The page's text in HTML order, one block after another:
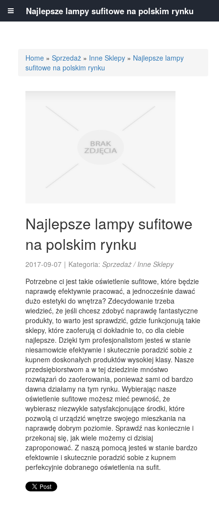
Home »Sprzedaż » Inne Sklepy » Najlepsze lampy
sufitowe na polskim rynku
Najlepsze lampy sufitowe
na polskim rynku
2017-09-07 | Kategoria:Sprzedaż / Inne Sklepy
Potrzebne ci jest takie oświetlenie sufitowe, które będzie
naprawdę efektywnie pracować, a jednocześnie dawać
dużo estetyki do wnętrza? Zdecydowanie trzeba
wiedzieć, że jeśli chcesz zdobyć naprawdę fantastyczne
produkty, to warto jest sprawdzić, gdzie funkcjonują takie
sklepy, które zaoferują ci dokładnie to, co dla ciebie
najlepsze. Dzięki tym profesjonalistom jesteś w stanie
niesamowicie efektywnie i skutecznie poradzić sobie z
kupnem doskonałych produktów wysokiej klasy. Nasze
przedsiębiorstwom a w tej dziedzinie mnóstwo
rozwiązań do zaoferowania, ponieważ sami od bardzo
dawna działamy na tym rynku. Wybierając nasze
oświetlenie sufitowe możesz mieć pewność, że
wybierasz niezwykle satysfakcjonujące środki, które
pozwolą ci urządzić wnętrze swojego mieszkania na
naprawdę dobrym poziomie. Sprawdź nas koniecznie i
przekonaj się, jak wiele możemy ci dzisiaj
zaproponować. Z naszą pomocą jesteś w stanie bardzo
efektownie i skutecznie poradzić sobie z kupnem
perfekcyjnie dobranego oświetlenia na sufit.
Najlepsze lampy sufitowe na polskim rynku